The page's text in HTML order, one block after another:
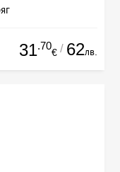
31.70
€ / 62лв.